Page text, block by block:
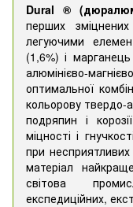
Dural ®
перших
легуючими
(1,6%) і
алюмінієво-
оптимальної
кольорову твердо-
подряпин і
міцності і
при
матеріал
світова
експедиційних,